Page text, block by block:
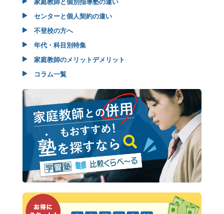
家庭教師と個別指導塾の違い
センターと個人契約の違い
不登校の方へ
年代・科目別特集
家庭教師のメリットデメリット
コラム一覧